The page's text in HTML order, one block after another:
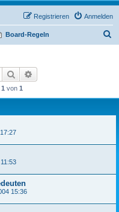
Anmelden
Registrieren
Board-Regeln
Suche
1 von 1
15:36